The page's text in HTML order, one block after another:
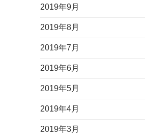
2019年9月
2019年8月
2019年7月
2019年6月
2019年5月
2019年4月
2019年3月